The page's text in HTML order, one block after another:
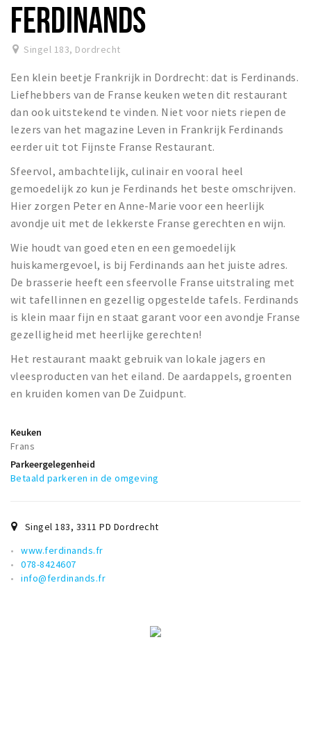
Winkelgebieden
Parkeren
Bezienswaardigheden
Musea, theaters & podia
Uitjes & activiteiten
Toeristische routes
Sport
Natuur
Inloggen
FERDINANDS
Singel 183, Dordrecht
Een klein beetje Frankrijk in Dordrecht: dat is Ferdinands.
Liefhebbers van de Franse keuken weten dit restaurant
dan ook uitstekend te vinden. Niet voor niets riepen de
lezers van het magazine Leven in Frankrijk Ferdinands
eerder uit tot Fijnste Franse Restaurant.
Sfeervol, ambachtelijk, culinair en vooral heel
gemoedelijk zo kun je Ferdinands het beste omschrijven.
Hier zorgen Peter en Anne-Marie voor een heerlijk
avondje uit met de lekkerste Franse gerechten en wijn.
Wie houdt van goed eten en een gemoedelijk
huiskamergevoel, is bij Ferdinands aan het juiste adres.
De brasserie heeft een sfeervolle Franse uitstraling met
wit tafellinnen en gezellig opgestelde tafels. Ferdinands
is klein maar fijn en staat garant voor een avondje Franse
gezelligheid met heerlijke gerechten!
Het restaurant maakt gebruik van lokale jagers en
vleesproducten van het eiland. De aardappels, groenten
en kruiden komen van De Zuidpunt.
Keuken
Frans
Parkeergelegenheid
Betaald parkeren in de omgeving
Singel 183, 3311 PD Dordrecht
www.ferdinands.fr
078-8424607
info@ferdinands.fr